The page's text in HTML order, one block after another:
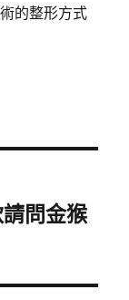
的整形方式
問金猴